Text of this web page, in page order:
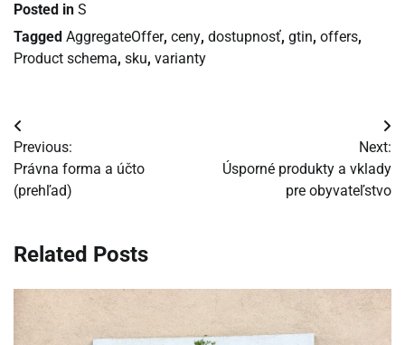
Posted in S
Tagged AggregateOffer, ceny, dostupnosť, gtin, offers,
Product schema, sku, varianty
Navigácia
v
článku
Previous:
Právna forma a účto
(prehľad)
Next:
Úsporné produkty a vklady
pre obyvateľstvo
Related Posts